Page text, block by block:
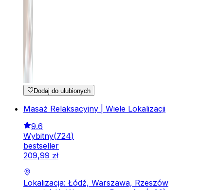
Dodaj do ulubionych
Masaż Relaksacyjny | Wiele Lokalizacji
9.6
Wybitny(724)
bestseller
209,99 zł
Lokalizacja: Łódź, Warszawa, Rzeszów